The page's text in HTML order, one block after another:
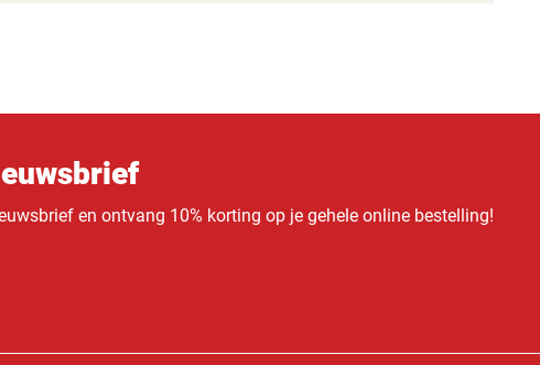
en ontvang 10% korting op je gehele online bestelling!